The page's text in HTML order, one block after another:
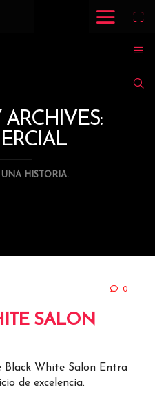
HISTORIA.
0
SALON
Black White Salon Entra
de excelencia.